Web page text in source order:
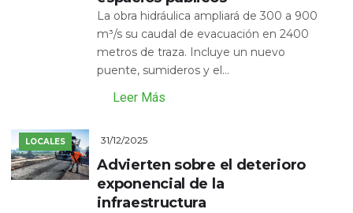
La obra hidráulica ampliará de 300 a 900
m³/s su caudal de evacuación en 2400
metros de traza. Incluye un nuevo
puente, sumideros y el...
Leer Más
LOCALES 31/12/2025
Advierten sobre el deterioro
exponencial de la
infraestructura